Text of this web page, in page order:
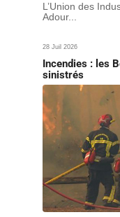
L’Union des
Adour...
28 Juil 2026
Incendies : les
sinistrés